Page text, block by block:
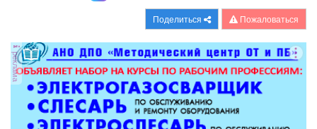
Поделиться Пожаловаться
реклама